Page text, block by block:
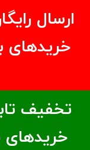
ارسال
خریدهای بالای ۵/
تخفیف